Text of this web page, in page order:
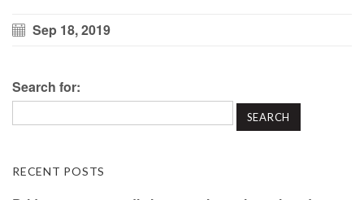
Sep 18, 2019
Search for:
RECENT POSTS